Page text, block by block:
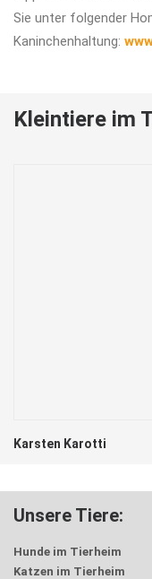
Sie unter folgender
Kaninchenhaltung:
Kleintiere im
Karsten Karotti
Unsere Tiere:
Hunde im Tierheim
Katzen im Tierheim